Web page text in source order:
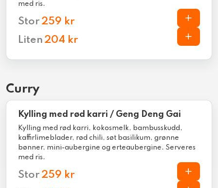
med ris.
Stor 259 kr
Liten 204 kr
Curry
Kylling med rød karri / Geng Deng Gai
Kylling med rød karri, kokosmelk, bambusskudd,
kaffirlimeblader, rød chili, søt basilikum, grønne
bønner, mini-aubergine og erteaubergine. Serveres
med ris.
Stor 259 kr